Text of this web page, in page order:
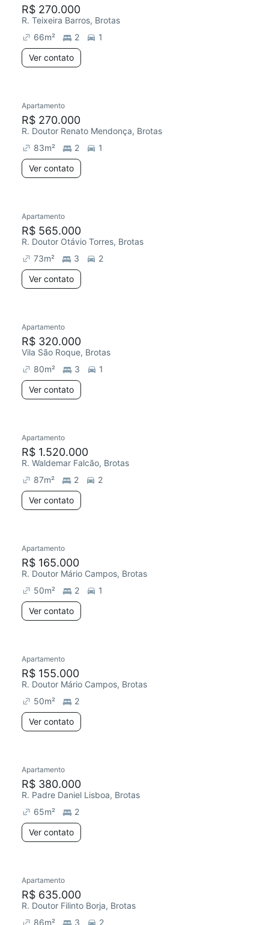
R$ 270.000
R. Teixeira Barros, Brotas
66m² 2
1
Ver contato
Apartamento
R$ 270.000
R. Doutor Renato Mendonça, Brotas
83m² 2
1
Ver contato
Apartamento
R$ 565.000
R. Doutor Otávio Torres, Brotas
73m² 3
2
Ver contato
Apartamento
R$ 320.000
Vila São Roque, Brotas
80m² 3
1
Ver contato
Apartamento
R$ 1.520.000
R. Waldemar Falcão, Brotas
87m² 2
2
Ver contato
Apartamento
R$ 165.000
R. Doutor Mário Campos, Brotas
50m² 2
1
Ver contato
Apartamento
R$ 155.000
R. Doutor Mário Campos, Brotas
50m²
2
Ver contato
Apartamento
R$ 380.000
R. Padre Daniel Lisboa, Brotas
65m²
2
Ver contato
Apartamento
R$ 635.000
R. Doutor Filinto Borja, Brotas
86m² 3 2